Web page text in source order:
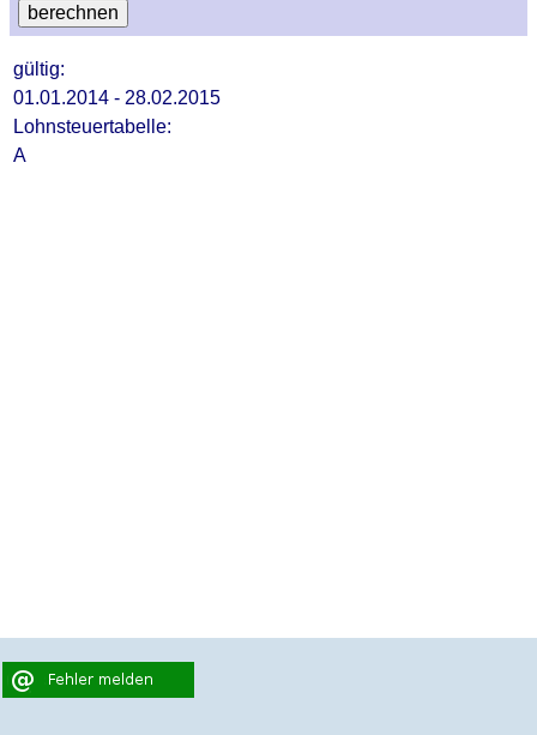
gültig:
01.01.2014 - 28.02.2015
Lohnsteuertabelle:
A